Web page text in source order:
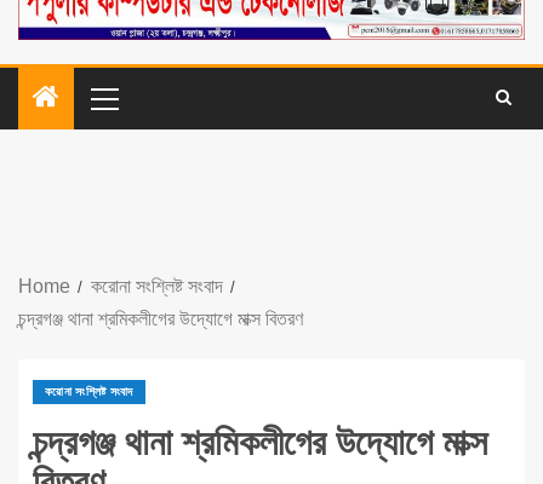
Home
করোনা সংশ্লিষ্ট সংবাদ
চন্দ্রগঞ্জ থানা শ্রমিকলীগের উদ্যোগে মাক্স বিতরণ
করোনা সংশ্লিষ্ট সংবাদ
চন্দ্রগঞ্জ থানা শ্রমিকলীগের উদ্যোগে মাক্স